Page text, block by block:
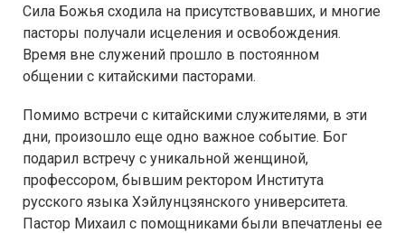
Сила Божья сходила на присутствовавших, и многие
пасторы получали исцеления и освобождения.
Время вне служений прошло в постоянном
общении с китайскими пасторами.
Помимо встречи с китайскими служителями, в эти
дни, произошло еще одно важное событие. Бог
подарил встречу с уникальной женщиной,
профессором, бывшим ректором Института
русского языка Хэйлунцзянского университета.
Пастор Михаил с помощниками были впечатлены ее